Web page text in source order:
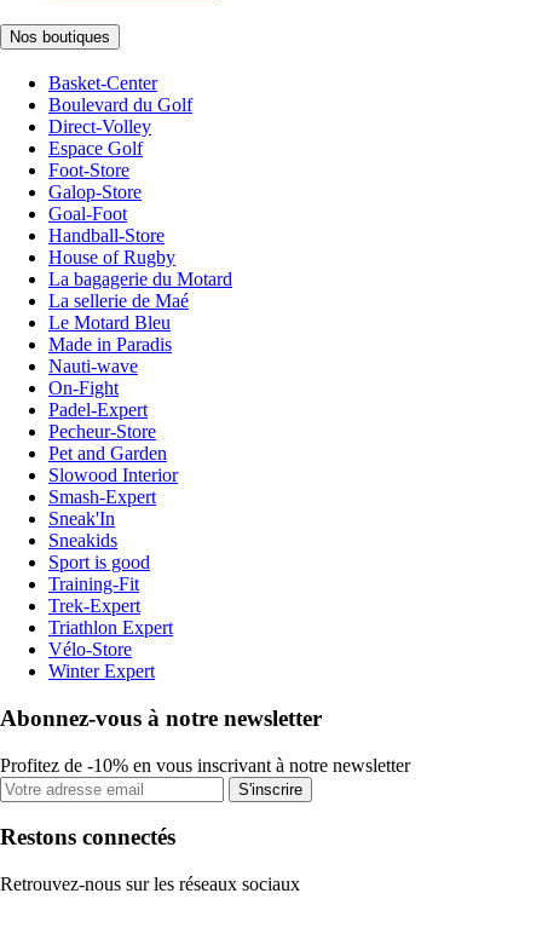
Nos boutiques
Basket-Center
Boulevard du Golf
Direct-Volley
Espace Golf
Foot-Store
Galop-Store
Goal-Foot
Handball-Store
House of Rugby
La bagagerie du Motard
La sellerie de Maé
Le Motard Bleu
Made in Paradis
Nauti-wave
On-Fight
Padel-Expert
Pecheur-Store
Pet and Garden
Slowood Interior
Smash-Expert
Sneak'In
Sneakids
Sport is good
Training-Fit
Trek-Expert
Triathlon Expert
Vélo-Store
Winter Expert
Abonnez-vous à notre newsletter
Profitez de -10% en vous inscrivant à notre newsletter
S'inscrire
Restons connectés
Retrouvez-nous sur les réseaux sociaux